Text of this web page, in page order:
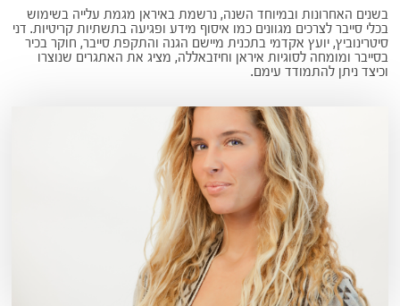
בשנים האחרונות ובמיוחד השנה, נרשמת באיראן מגמת עלייה בשימוש
בכלי סייבר לצרכים מגוונים כמו איסוף מידע ופגיעה בתשתיות קריטיות. דני
סיטרינוביץ, יועץ אקדמי בתכנית מיישם הגנה והתקפת סייבר, חוקר בכיר
בסייבר ומומחה לסוגיות איראן וחיזבאללה, מציג את האתגרים שנוצרו
וכיצד ניתן להתמודד עימם.